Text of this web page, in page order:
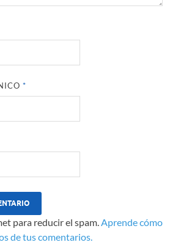
*
para reducir el spam.Aprende cómo
de tus comentarios.